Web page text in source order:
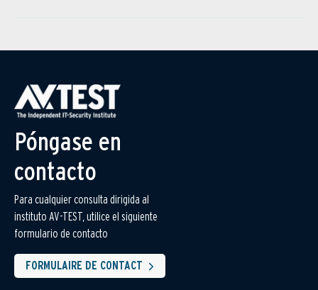
Póngase en
contacto
Para cualquier consulta dirigida al
instituto AV-TEST, utilice el siguiente
formulario de contacto
FORMULAIRE DE CONTACT